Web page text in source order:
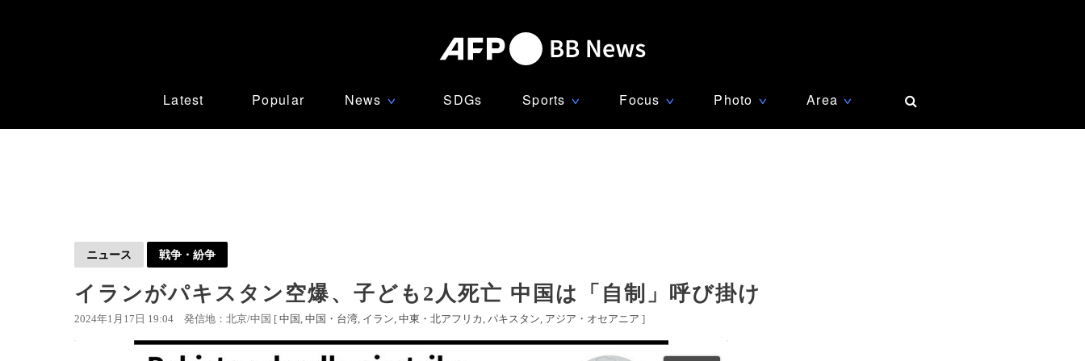
Latest Popular News ∨ SDGs Sports ∨ Focus ∨ Photo ∨ Area ∨
ニュース 戦争・紛争
イランがパキスタン空爆、子ども2人死亡 中国は「自制」呼び掛け
2024年1月17日 19:04 発信地：北京/中国 [ 中国 中国・台湾 イラン 中東・北アフリカ パキスタン アジア・オセアニア ]